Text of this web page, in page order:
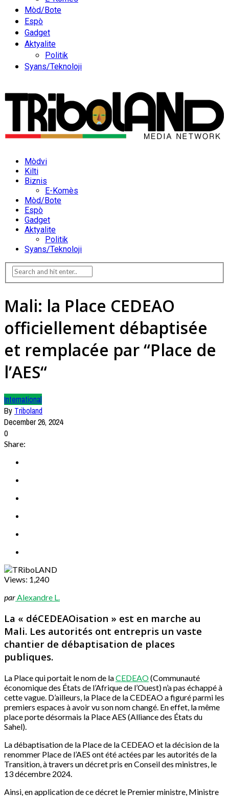
Mòd/Bote
Espò
Gadget
Aktyalite
Politik
Syans/Teknoloji
Mòdvi
Kilti
Biznis
E-Komès
Mòd/Bote
Espò
Gadget
Aktyalite
Politik
Syans/Teknoloji
Mali: la Place CEDEAO
officiellement débaptisée
et remplacée par “Place de
l’AES“
International
By Triboland
December 26, 2024
0
Share:
Views: 1,240
parAlexandre L.
La « déCEDEAOisation » est en marche au
Mali. Les autorités ont entrepris un vaste
chantier de débaptisation de places
publiques.
La Place qui portait le nom de laCEDEAO(Communauté
économique des États de l’Afrique de l’Ouest) n’a pas échappé à
cette vague. D’ailleurs, la Place de la CEDEAO a figuré parmi les
premiers espaces à avoir vu son nom changé. En effet, la même
place porte désormais la Place AES (Alliance des États du
Sahel).
La débaptisation de la Place de la CEDEAO et la décision de la
renommer Place de l’AES ont été actées par les autorités de la
Transition, à travers un décret pris en Conseil des ministres, le
13 décembre 2024.
Ainsi, en application de ce décret le Premier ministre, Ministre